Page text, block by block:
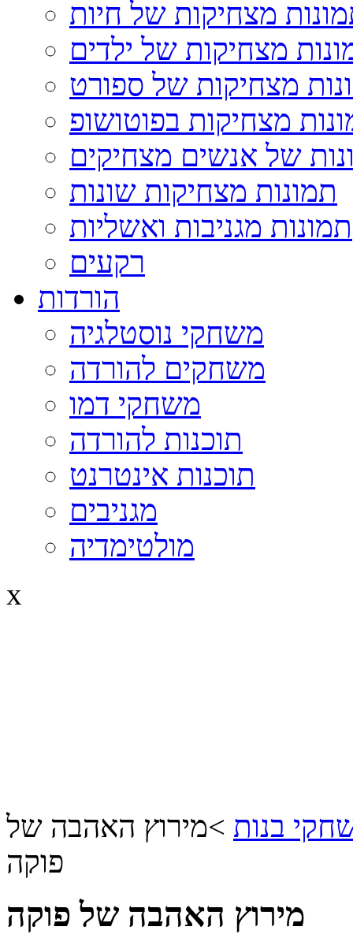
מצחיקות של חיות
מצחיקות של ילדים
מצחיקות של ספורט
מצחיקות בפוטושופ
של אנשים מצחיקים
תמונות מצחיקות שונות
תמונות מגניבות ואשליות
רקעים
הורדות
משחקי נוסטלגיה
משחקים להורדה
משחקי דמו
תוכנות להורדה
תוכנות אינטרנט
מגניבים
מולטימדיה
x
בנות >מירוץ האהבה של
פוקה
מירוץ האהבה של פוקה